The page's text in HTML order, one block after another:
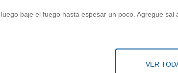
baje el fuego hasta espesar un poco. Agregue sal
VER